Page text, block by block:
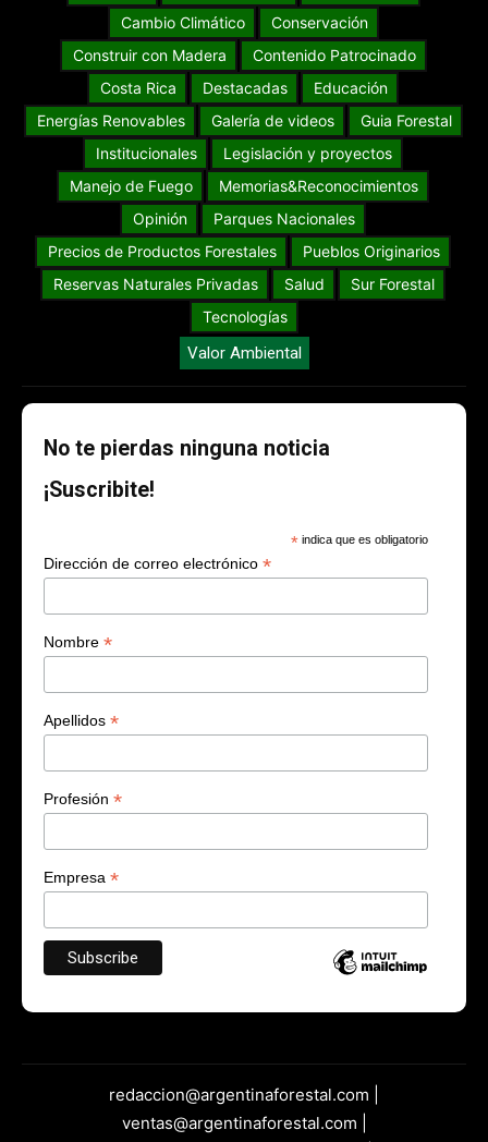
Cambio Climático
Conservación
Construir con Madera
Contenido Patrocinado
Costa Rica
Destacadas
Educación
Energías Renovables
Galería de videos
Guia Forestal
Institucionales
Legislación y proyectos
Manejo de Fuego
Memorias&Reconocimientos
Opinión
Parques Nacionales
Precios de Productos Forestales
Pueblos Originarios
Reservas Naturales Privadas
Salud
Sur Forestal
Tecnologías
Valor Ambiental
No te pierdas ninguna noticia
¡Suscribite!
* indica que es obligatorio
Dirección de correo electrónico *
Nombre *
Apellidos *
Profesión *
Empresa *
redaccion@argentinaforestal.com |
ventas@argentinaforestal.com |